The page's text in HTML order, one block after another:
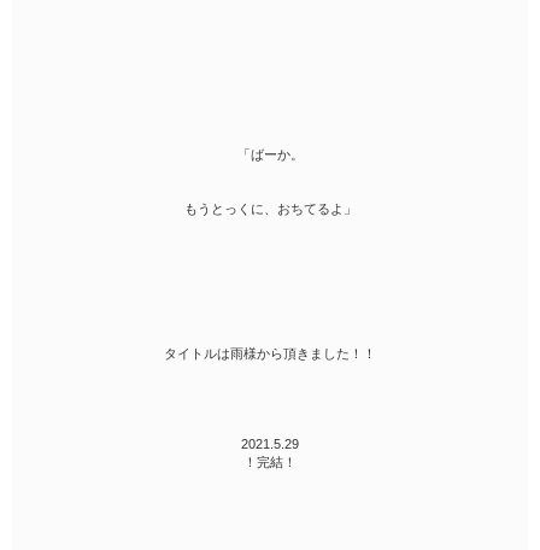
「ばーか。
もうとっくに、おちてるよ」
タイトルは雨様から頂きました！！
2021.5.29
！完結！